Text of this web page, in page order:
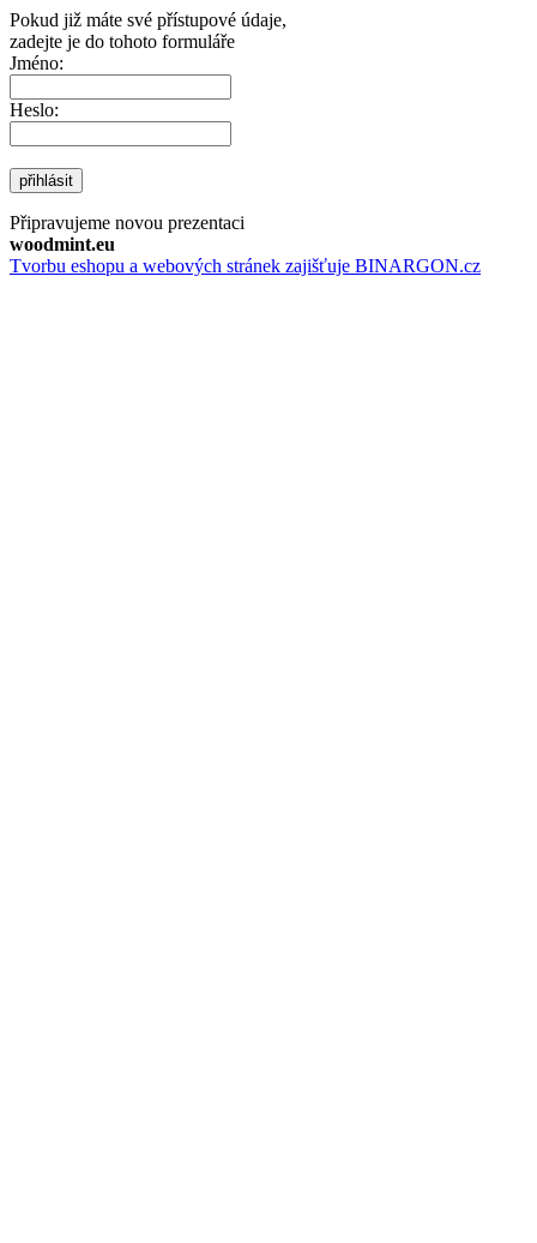
Pokud již máte své přístupové údaje,
zadejte je do tohoto formuláře
Jméno:
Heslo:
přihlásit
Připravujeme novou prezentaci
woodmint.eu
Tvorbu eshopu a webových stránek zajišťuje BINARGON.cz